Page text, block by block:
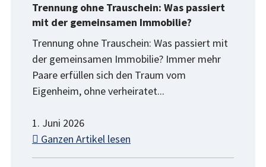
Trennung ohne Trauschein: Was passiert
mit der gemeinsamen Immobilie?
Trennung ohne Trauschein: Was passiert mit
der gemeinsamen Immobilie? Immer mehr
Paare erfüllen sich den Traum vom
Eigenheim, ohne verheiratet...
1. Juni 2026
Ganzen Artikel lesen